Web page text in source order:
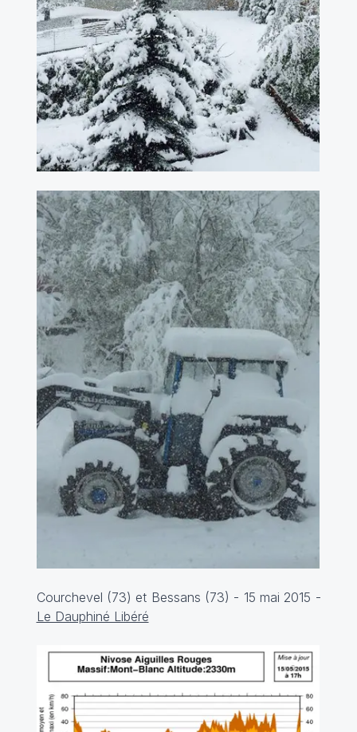
Courchevel (73) et Bessans (73) - 15 mai 2015 -
Le Dauphiné Libéré